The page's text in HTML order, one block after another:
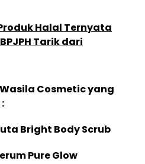
Halal Ternyata
Tarik dari
Cosmetic yang
Bright Body Scrub
Pure Glow